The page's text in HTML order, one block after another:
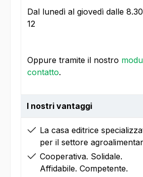
Dal lunedì al giovedì dalle
12
Oppure tramite il nostro
contatto.
I nostri vantaggi
La casa editrice
per il settore
Cooperativa. Solidale.
Affidabile. Competente.